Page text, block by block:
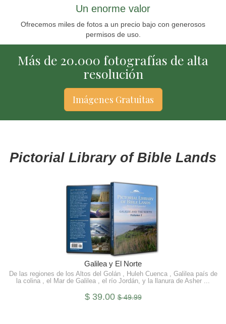
Un enorme valor
Ofrecemos miles de fotos a un precio bajo con generosos
permisos de uso.
Más de 20.000 fotografías de alta
resolución
Imágenes Gratuitas
Pictorial Library of Bible Lands
Aprende Más
Galilea y El Norte
De las regiones de los Altos del Golán , Huleh Cuenca , Galilea país de
la colina , el Mar de Galilea , el río Jordán, y la llanura de Asher ...
$ 39.00$ 49.99